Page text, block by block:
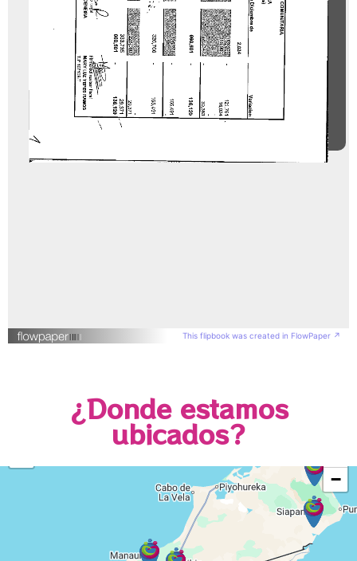
This flipbook was created in FlowPaper ↗
¿Donde estamos
ubicados?
−